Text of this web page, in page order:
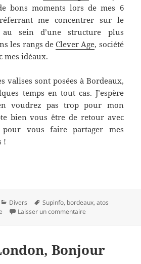
bons moments lors de mes 6
me concentrer sur le
sein d’une structure plus
les rangs deClever Age, société
mes idéaux.
valises sont posées à Bordeaux,
temps en tout cas. J’espère
voudrez pas trop pour mon
bien vous être de retour avec
pour vous faire partager mes
!
Catégories
Divers
Mots-
clés
Supinfo, bordeaux,atos
Laisser un commentaire
Bonjour